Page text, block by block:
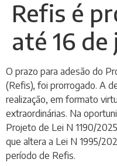
Refis é
até 16
O prazo para adesão do
(Refis), foi prorrogado. A
realização, em formato
extraordinárias. Na
Projeto de Lei N 1190/
que altera a Lei N 1995/
período de Refis.